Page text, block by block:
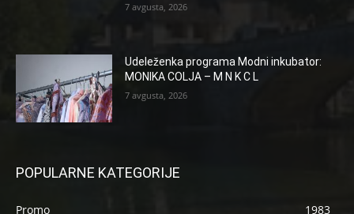
7 avgusta, 2026
Udeleženka programa Modni inkubator:
MONIKA COLJA – M N K C L
7 avgusta, 2026
POPULARNE KATEGORIJE
Promo
1983